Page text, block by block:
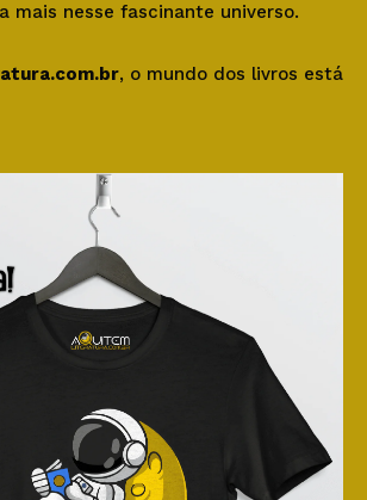
mais nesse fascinante universo.
, o mundo dos livros está